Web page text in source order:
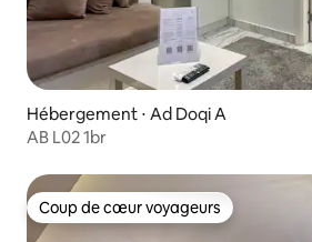
Hébergement ⋅ Ad Doqi A
AB L02 1br
Coup de cœur voyageurs
Coup de cœur voyageurs